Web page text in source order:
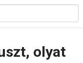
olyat